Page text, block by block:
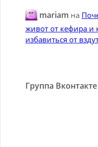
mariam на
живот от кефира и
избавиться от
Группа Вконтакте